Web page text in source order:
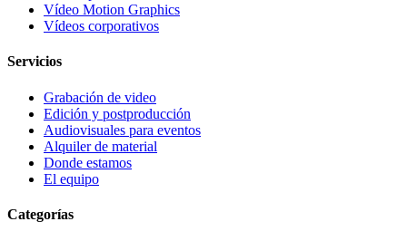
Vídeo Motion Graphics
Vídeos corporativos
Servicios
Grabación de video
Edición y postproducción
Audiovisuales para eventos
Alquiler de material
Donde estamos
El equipo
Categorías